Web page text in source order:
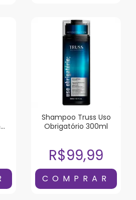
Shampoo Truss Uso
Obrigatório 300ml
R$99,99